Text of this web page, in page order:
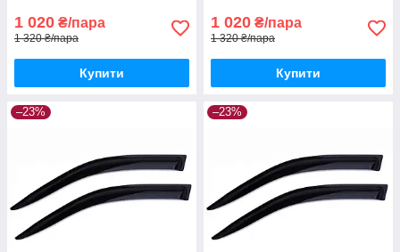
1 020 ₴/пара
1 320 ₴/пара
Купити
1 020 ₴/пара
1 320 ₴/пара
Купити
–23% –23%